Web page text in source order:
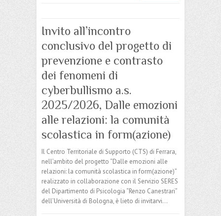
Invito all’incontro
conclusivo del progetto di
prevenzione e contrasto
dei fenomeni di
cyberbullismo a.s.
2025/2026, Dalle emozioni
alle relazioni: la comunità
scolastica in form(azione)
Il Centro Territoriale di Supporto (CTS) di Ferrara,
nell’ambito del progetto “Dalle emozioni alle
relazioni: la comunità scolastica in form(azione)”
realizzato in collaborazione con il Servizio SERES
del Dipartimento di Psicologia “Renzo Canestrari”
dell’Università di Bologna, è lieto di invitarvi…